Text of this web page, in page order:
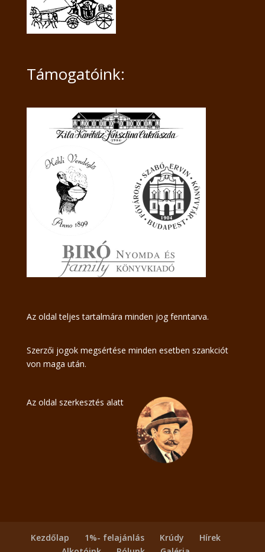
Támogatóink:
Az oldal teljes tartalmára minden jog fenntarva.
Szerzői jogok megsértése minden esetben szankciót
von maga után.
Az oldal szerkesztés alatt
Kezdőlap 1%- felajánlás Krúdy
Hírek